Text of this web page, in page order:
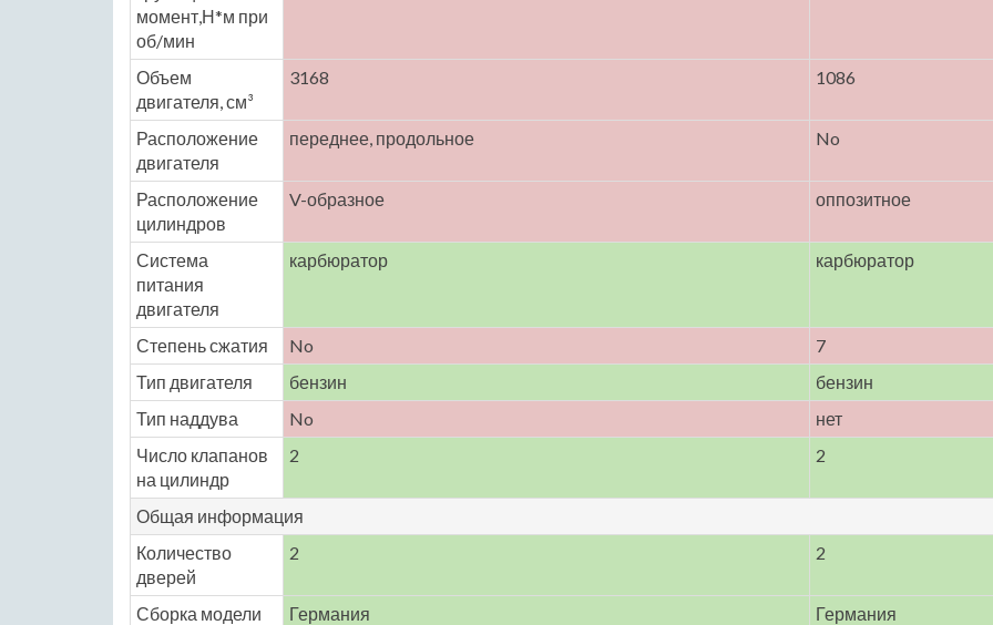
момент,Н*м при
об/мин
Объем
двигателя, см³
3168 1086
Расположение
двигателя
переднее, продольное No
Расположение
цилиндров
V-образное оппозитное
Система
питания
двигателя
карбюратор карбюратор
Степень сжатия No
7
Тип двигателя
бензин
бензин
Тип наддува
No
нет
Число клапанов
на цилиндр
2 2
Общая информация
Количество
дверей
2 2
Сборка модели Германия
Германия